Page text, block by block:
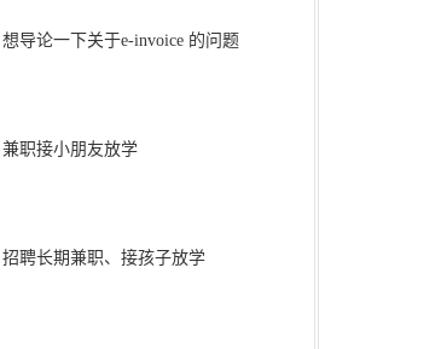
想导论一下关于e-invoice 的问题
兼职接小朋友放学
招聘长期兼职、接孩子放学